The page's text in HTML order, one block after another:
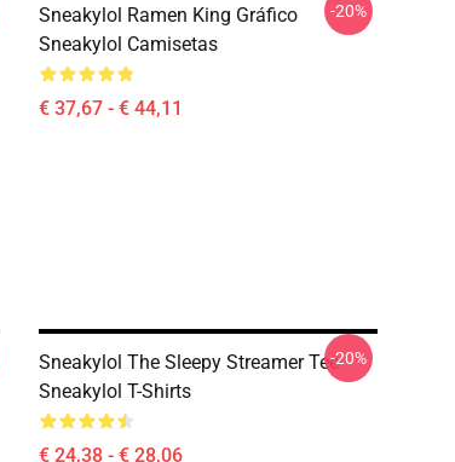
Sneakylol Ramen King Gráfico
Sneakylol Camisetas
€ 37,67 - € 44,11
-20%
Sneakylol The Sleepy Streamer Tee
Sneakylol T-Shirts
€ 24,38 - € 28,06
-20%